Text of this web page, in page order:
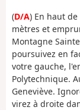
(D/A) En haut
mètres et
Montagne
poursuivez en
votre gauche,
Polytechnique.
Geneviève.
virez à droite